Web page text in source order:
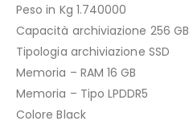
Peso in Kg 1.740000
Capacità archiviazione 256 GB
Tipologia archiviazione SSD
Memoria – RAM 16 GB
Memoria – Tipo LPDDR5
Colore Black